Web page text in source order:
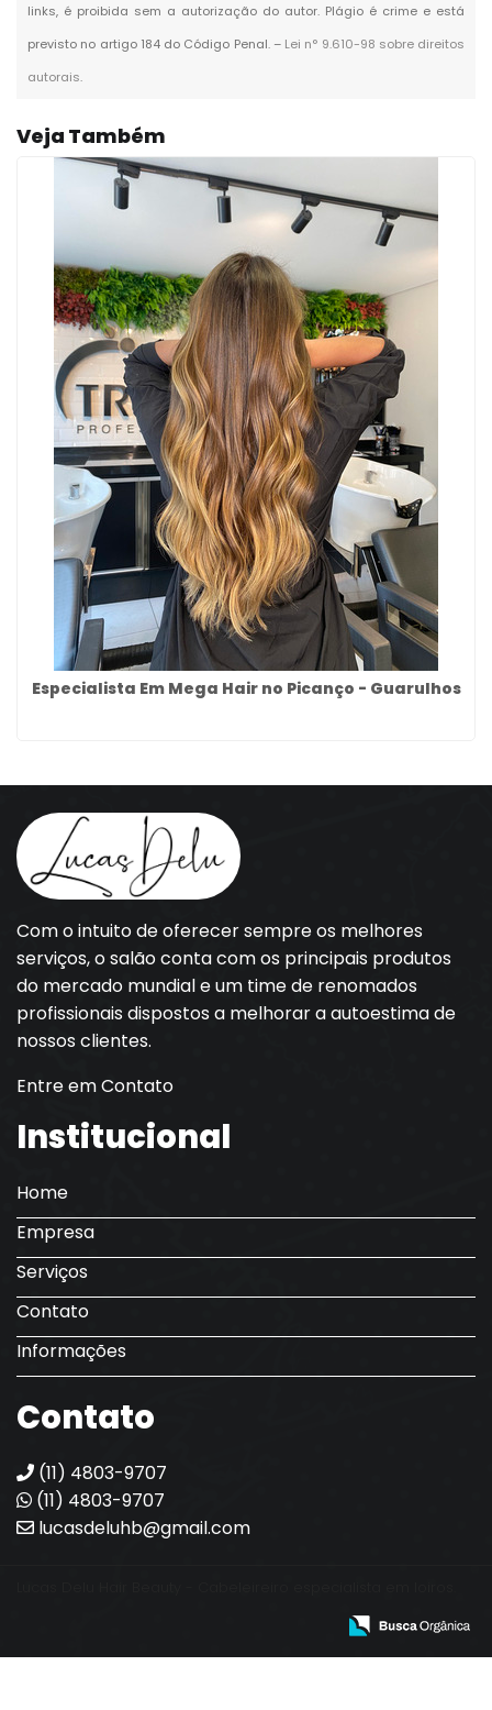
links, é proibida sem a autorização do autor. Plágio é crime e está
previsto no artigo 184 do Código Penal. – Lei n° 9.610-98 sobre direitos
autorais.
Veja Também
Especialista Em Mega Hair no Picanço - Guarulhos
Com o intuito de oferecer sempre os melhores
serviços, o salão conta com os principais produtos
do mercado mundial e um time de renomados
profissionais dispostos a melhorar a autoestima de
nossos clientes.
Entre em Contato
Institucional
Home
Empresa
Serviços
Contato
Informações
Contato
(11) 4803-9707
(11) 4803-9707
lucasdeluhb@gmail.com